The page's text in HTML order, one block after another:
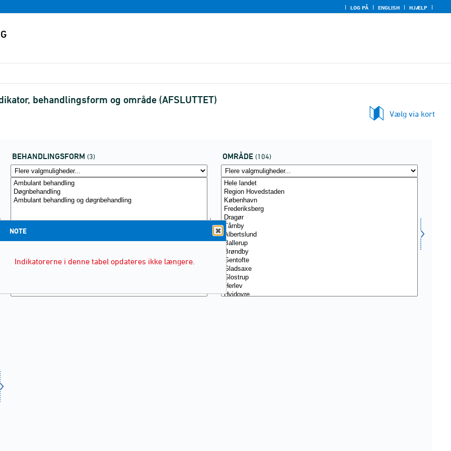
LOG PÅ ENGLISH HJÆLP
behandlingsform og område (AFSLUTTET)
Vælg via kort
BEHANDLINGSFORM (3) OMRÅDE (104)
NOTE
Indikatorerne i denne tabel opdateres ikke længere.